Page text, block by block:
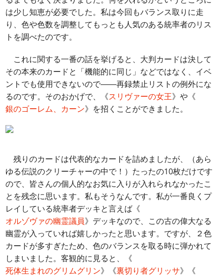
は少し知恵が必要でした。私は今回もバランス取りに走
り、色や色数を調整してもっとも人気のある統率者のリス
トを調べたのです。
これに関する一番の話を挙げると、大判カードは決して
その本来のカードと「機能的に同じ」などではなく、イベ
ントでも使用できないので――再録禁止リストの例外にな
るのです。そのおかげで、《スリヴァーの女王》や《
銀のゴーレム、カーン》を招くことができました。
残りのカードは代表的なカードを詰めましたが、（あら
ゆる伝説のクリーチャーの中で！）たったの10枚だけです
ので、皆さんの個人的なお気に入りが入れられなかったこ
とを残念に思います。私もそうなんです。私が一番良くプ
レイしている統率者デッキと言えば《
オルゾヴァの幽霊議員》デッキなので、この古の偉大なる
幽霊が入っていれば嬉しかったと思います。ですが、２色
カードが多すぎたため、色のバランスを取る時に弾かれて
しまいました。客観的に見ると、《
死体生まれのグリムグリン》《裏切り者グリッサ》《